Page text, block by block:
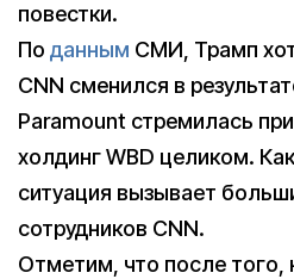
повестки.
По данным СМИ, Трамп
CNN сменился в
Paramount стремилась
холдинг WBD целиком.
ситуация вызывает
сотрудников CNN.
Отметим, что после того,